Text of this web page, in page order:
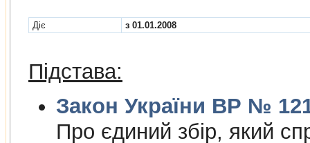
Діє з 01.01.2008
Підстава:
Закон України ВР №
Про єдиний збiр, який